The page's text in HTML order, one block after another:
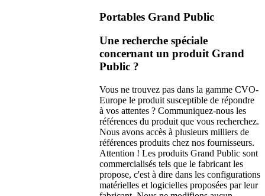
Portables Grand Public
Une recherche spéciale
concernant un produit Grand
Public ?
Vous ne trouvez pas dans la gamme CVO-
Europe le produit susceptible de répondre
à vos attentes ? Communiquez-nous les
références du produit que vous recherchez.
Nous avons accès à plusieurs milliers de
références produits chez nos fournisseurs.
Attention ! Les produits Grand Public sont
commercialisés tels que le fabricant les
propose, c'est à dire dans les configurations
matérielles et logicielles proposées par leur